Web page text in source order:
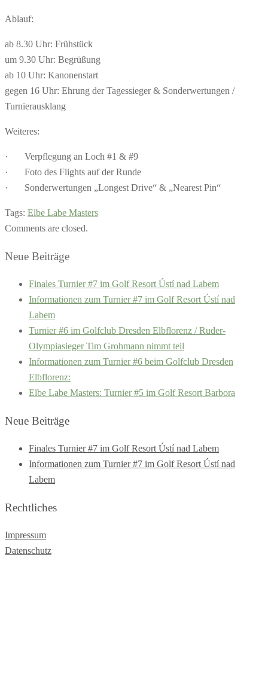
Ablauf:
ab 8.30 Uhr: Frühstück
um 9.30 Uhr: Begrüßung
ab 10 Uhr: Kanonenstart
gegen 16 Uhr: Ehrung der Tagessieger & Sonderwertungen /
Turnierausklang
Weiteres:
· Verpflegung an Loch #1 & #9
· Foto des Flights auf der Runde
· Sonderwertungen „Longest Drive“ & „Nearest Pin“
Tags: Elbe Labe Masters
Comments are closed.
Neue Beiträge
Finales Turnier #7 im Golf Resort Ústí nad Labem
Informationen zum Turnier #7 im Golf Resort Ústí nad
Labem
Turnier #6 im Golfclub Dresden Elbflorenz / Ruder-
Olympiasieger Tim Grohmann nimmt teil
Informationen zum Turnier #6 beim Golfclub Dresden
Elbflorenz:
Elbe Labe Masters: Turnier #5 im Golf Resort Barbora
Neue Beiträge
Finales Turnier #7 im Golf Resort Ústí nad Labem
Informationen zum Turnier #7 im Golf Resort Ústí nad
Labem
Rechtliches
Impressum
Datenschutz